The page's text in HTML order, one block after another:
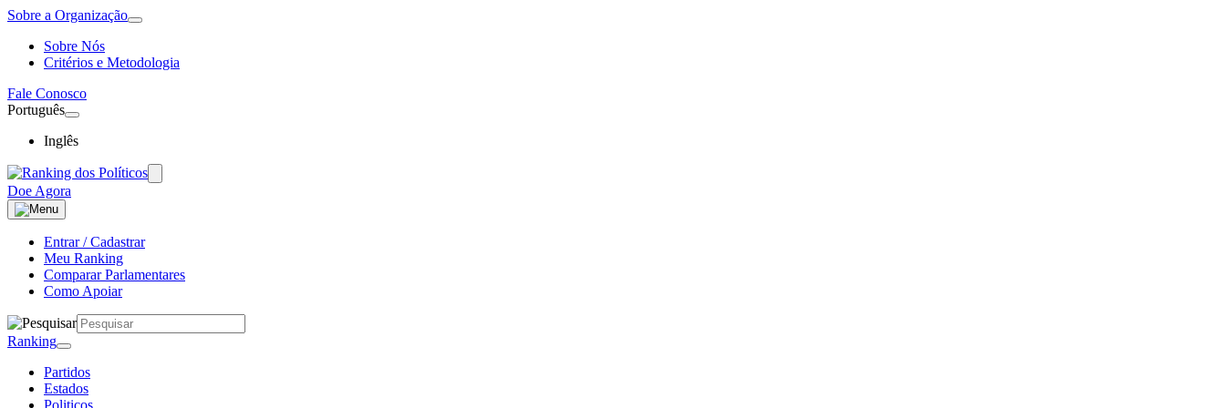
Sobre a Organização
Sobre Nós
Critérios e Metodologia
Fale Conosco
Português
Inglês
Doe Agora
Entrar / Cadastrar
Meu Ranking
Comparar Parlamentares
Como Apoiar
Ranking
Partidos
Estados
Politicos